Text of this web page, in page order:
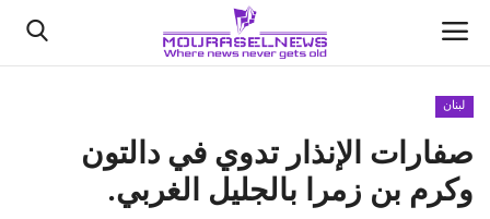
الأخبار
كتّابنا
لبنان
صفارات الإنذار تدوي في دالتون
وكرم بن زمرا بالجليل الغربي.